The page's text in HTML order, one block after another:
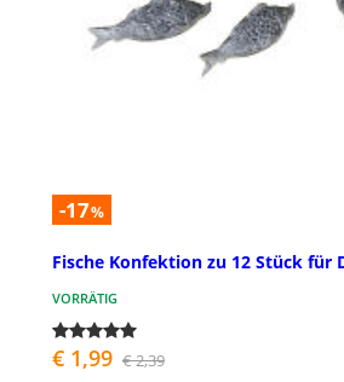
-17%
Fische Konfektion zu 12 Stück für
VORRÄTIG
€ 1,99 € 2,39